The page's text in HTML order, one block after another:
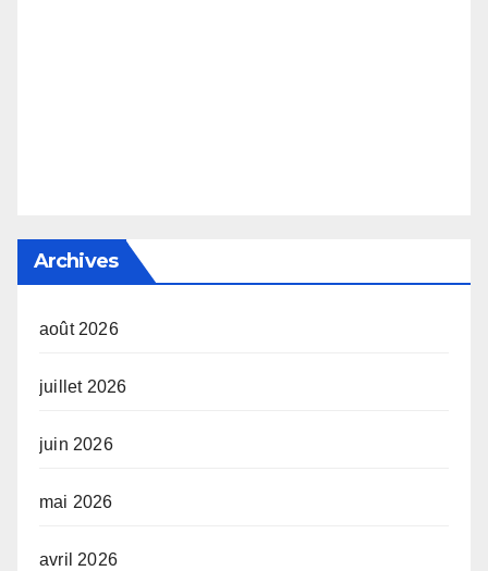
Archives
août 2026
juillet 2026
juin 2026
mai 2026
avril 2026